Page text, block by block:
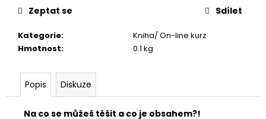
Kategorie:
Kniha/ On-line kurz
Hmotnost: 0.1 kg
Zeptat se Sdílet
Popis Diskuze
Na co se můžeš těšit a co je obsahem?!